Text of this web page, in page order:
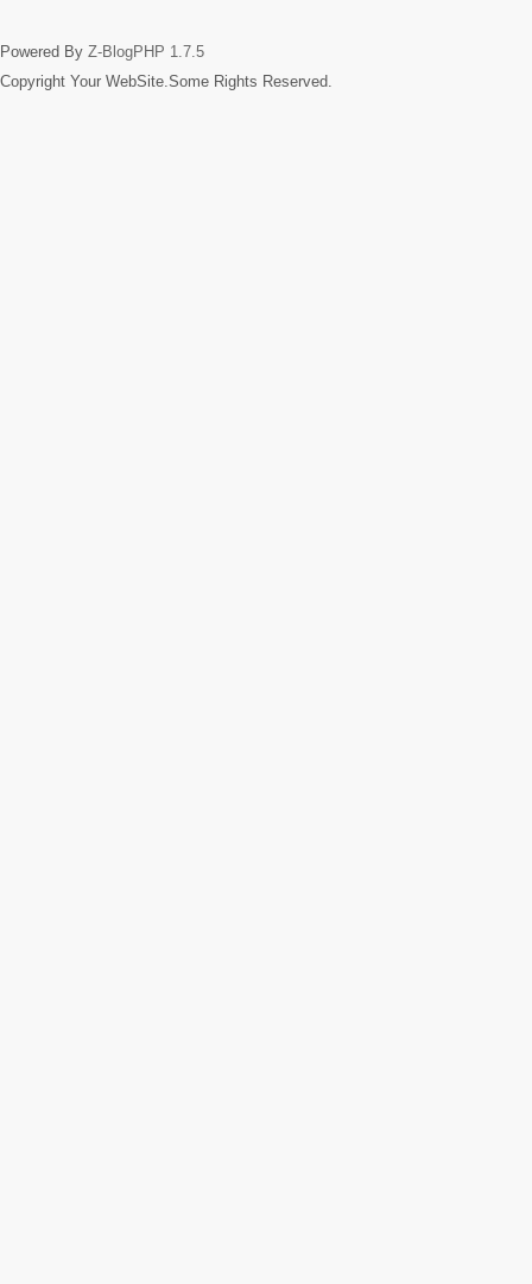
Powered By Z-BlogPHP 1.7.5
Copyright Your WebSite.Some Rights Reserved.